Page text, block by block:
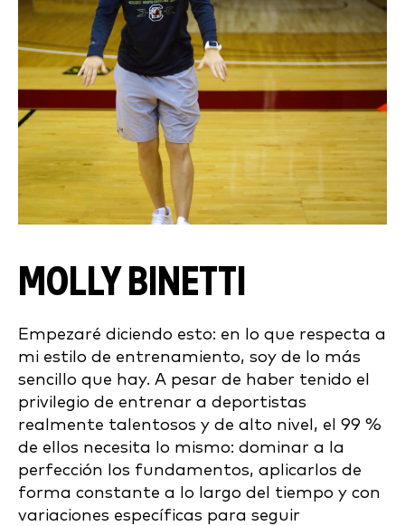
MOLLY BINETTI
Empezaré diciendo esto: en lo que respecta a
mi estilo de entrenamiento, soy de lo más
sencillo que hay. A pesar de haber tenido el
privilegio de entrenar a deportistas
realmente talentosos y de alto nivel, el 99 %
de ellos necesita lo mismo: dominar a la
perfección los fundamentos, aplicarlos de
forma constante a lo largo del tiempo y con
variaciones específicas para seguir